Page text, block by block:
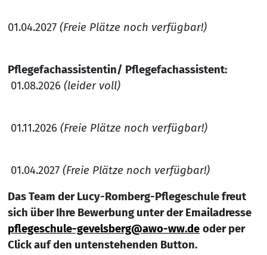
01.04.2027 (Freie Plätze noch verfügbar!)
Pflegefachassistentin/ Pflegefachassistent:
01.08.2026 (leider voll)
01.11.2026 (Freie Plätze noch verfügbar!)
01.04.2027 (Freie Plätze noch verfügbar!)
Das Team der Lucy-Romberg-Pflegeschule freut
sich über Ihre Bewerbung unter der Emailadresse
pflegeschule-gevelsberg@awo-ww.de oder per
Click auf den untenstehenden Button.